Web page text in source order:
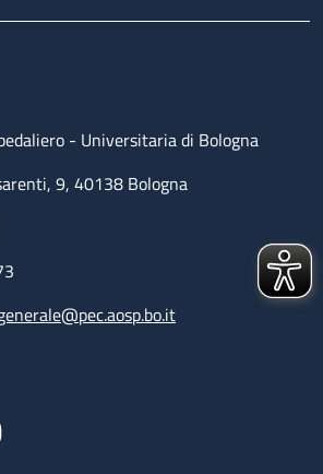
- Universitaria di Bologna
9, 40138 Bologna